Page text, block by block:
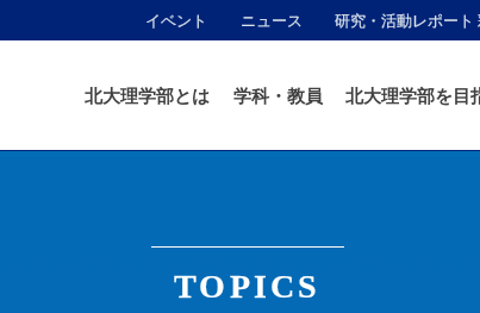
イベント ニュース 研究・活動レポート
北大理学部とは 学科・教員 北大理学部を目
TOPICS